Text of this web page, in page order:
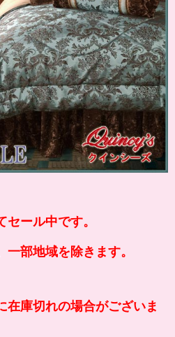
ール中です。
部地域を除きます。
在庫切れの場合がございま